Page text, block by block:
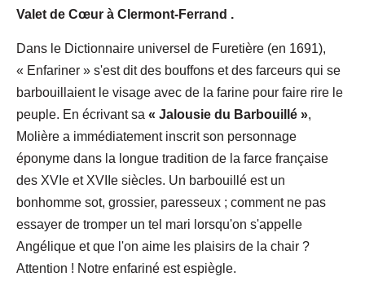
Valet de Cœur à Clermont-Ferrand .
Dans le Dictionnaire universel de Furetière (en 1691),
« Enfariner » s'est dit des bouffons et des farceurs qui se
barbouillaient le visage avec de la farine pour faire rire le
peuple. En écrivant sa « Jalousie du Barbouillé »,
Molière a immédiatement inscrit son personnage
éponyme dans la longue tradition de la farce française
des XVIe et XVIIe siècles. Un barbouillé est un
bonhomme sot, grossier, paresseux ; comment ne pas
essayer de tromper un tel mari lorsqu'on s'appelle
Angélique et que l'on aime les plaisirs de la chair ?
Attention ! Notre enfariné est espiègle.